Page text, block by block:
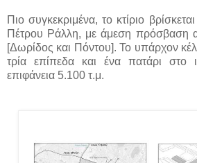
Πιο συγκεκριμένα, το κτίριο
Πέτρου Ράλλη, με άμεση πρόσβαση
[Δωρίδος και Πόντου]. Το υπάρχον
τρία επίπεδα και ένα πατάρι στο
επιφάνεια 5.100 τ.μ.